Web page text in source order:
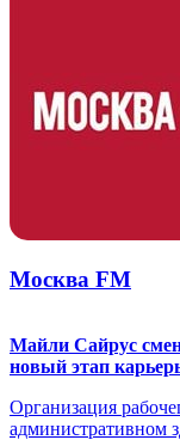
Москва FM
Майли Сайрус
новый этап
Организация
административном